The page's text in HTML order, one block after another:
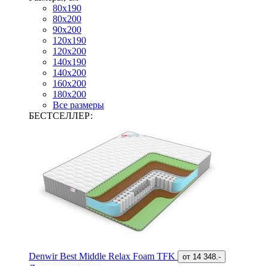
80х190
80х200
90х200
120х190
120х200
140х190
140х200
160х200
180х200
Все размеры
БЕСТСЕЛЛЕР:
Denwir Best Middle Relax Foam TFK от 14 348.-